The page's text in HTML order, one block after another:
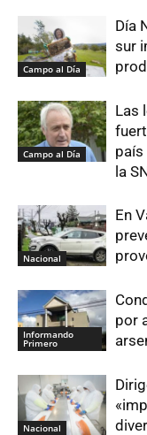
Campo al Día
Día
sur
Campo al Día
Las
país
la
Nacional
En
Informando
Primero
por
Nacional